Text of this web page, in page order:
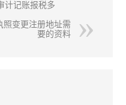
计记账报税多
照变更注册地址需
要的资料